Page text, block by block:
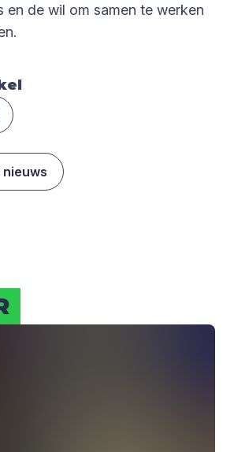
en de wil om samen te werken
nieuws